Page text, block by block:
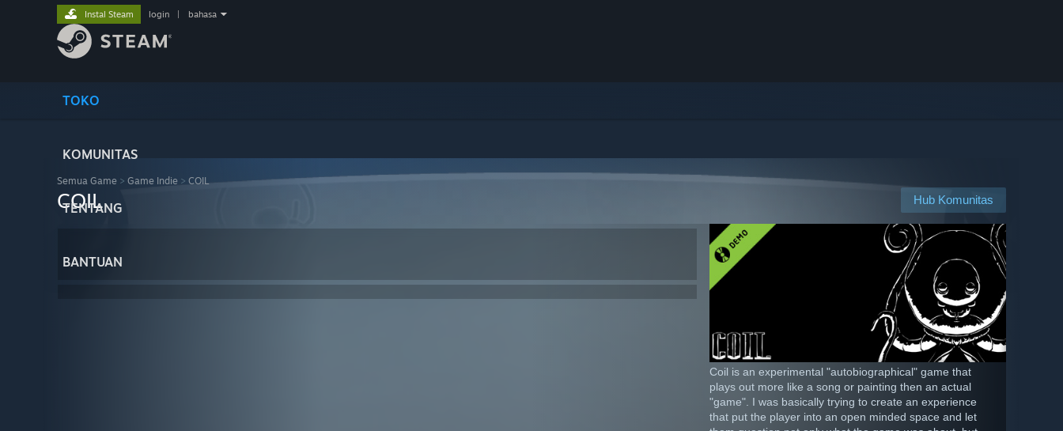
TOKO
KOMUNITAS
TENTANG
BANTUAN
Instal Steam login bahasa
Semua Game > Game Indie > COIL
Hub Komunitas
COIL
Coil is an experimental "autobiographical" game that
plays out more like a song or painting then an actual
"game". I was basically trying to create an experience
that put the player into an open minded space and let